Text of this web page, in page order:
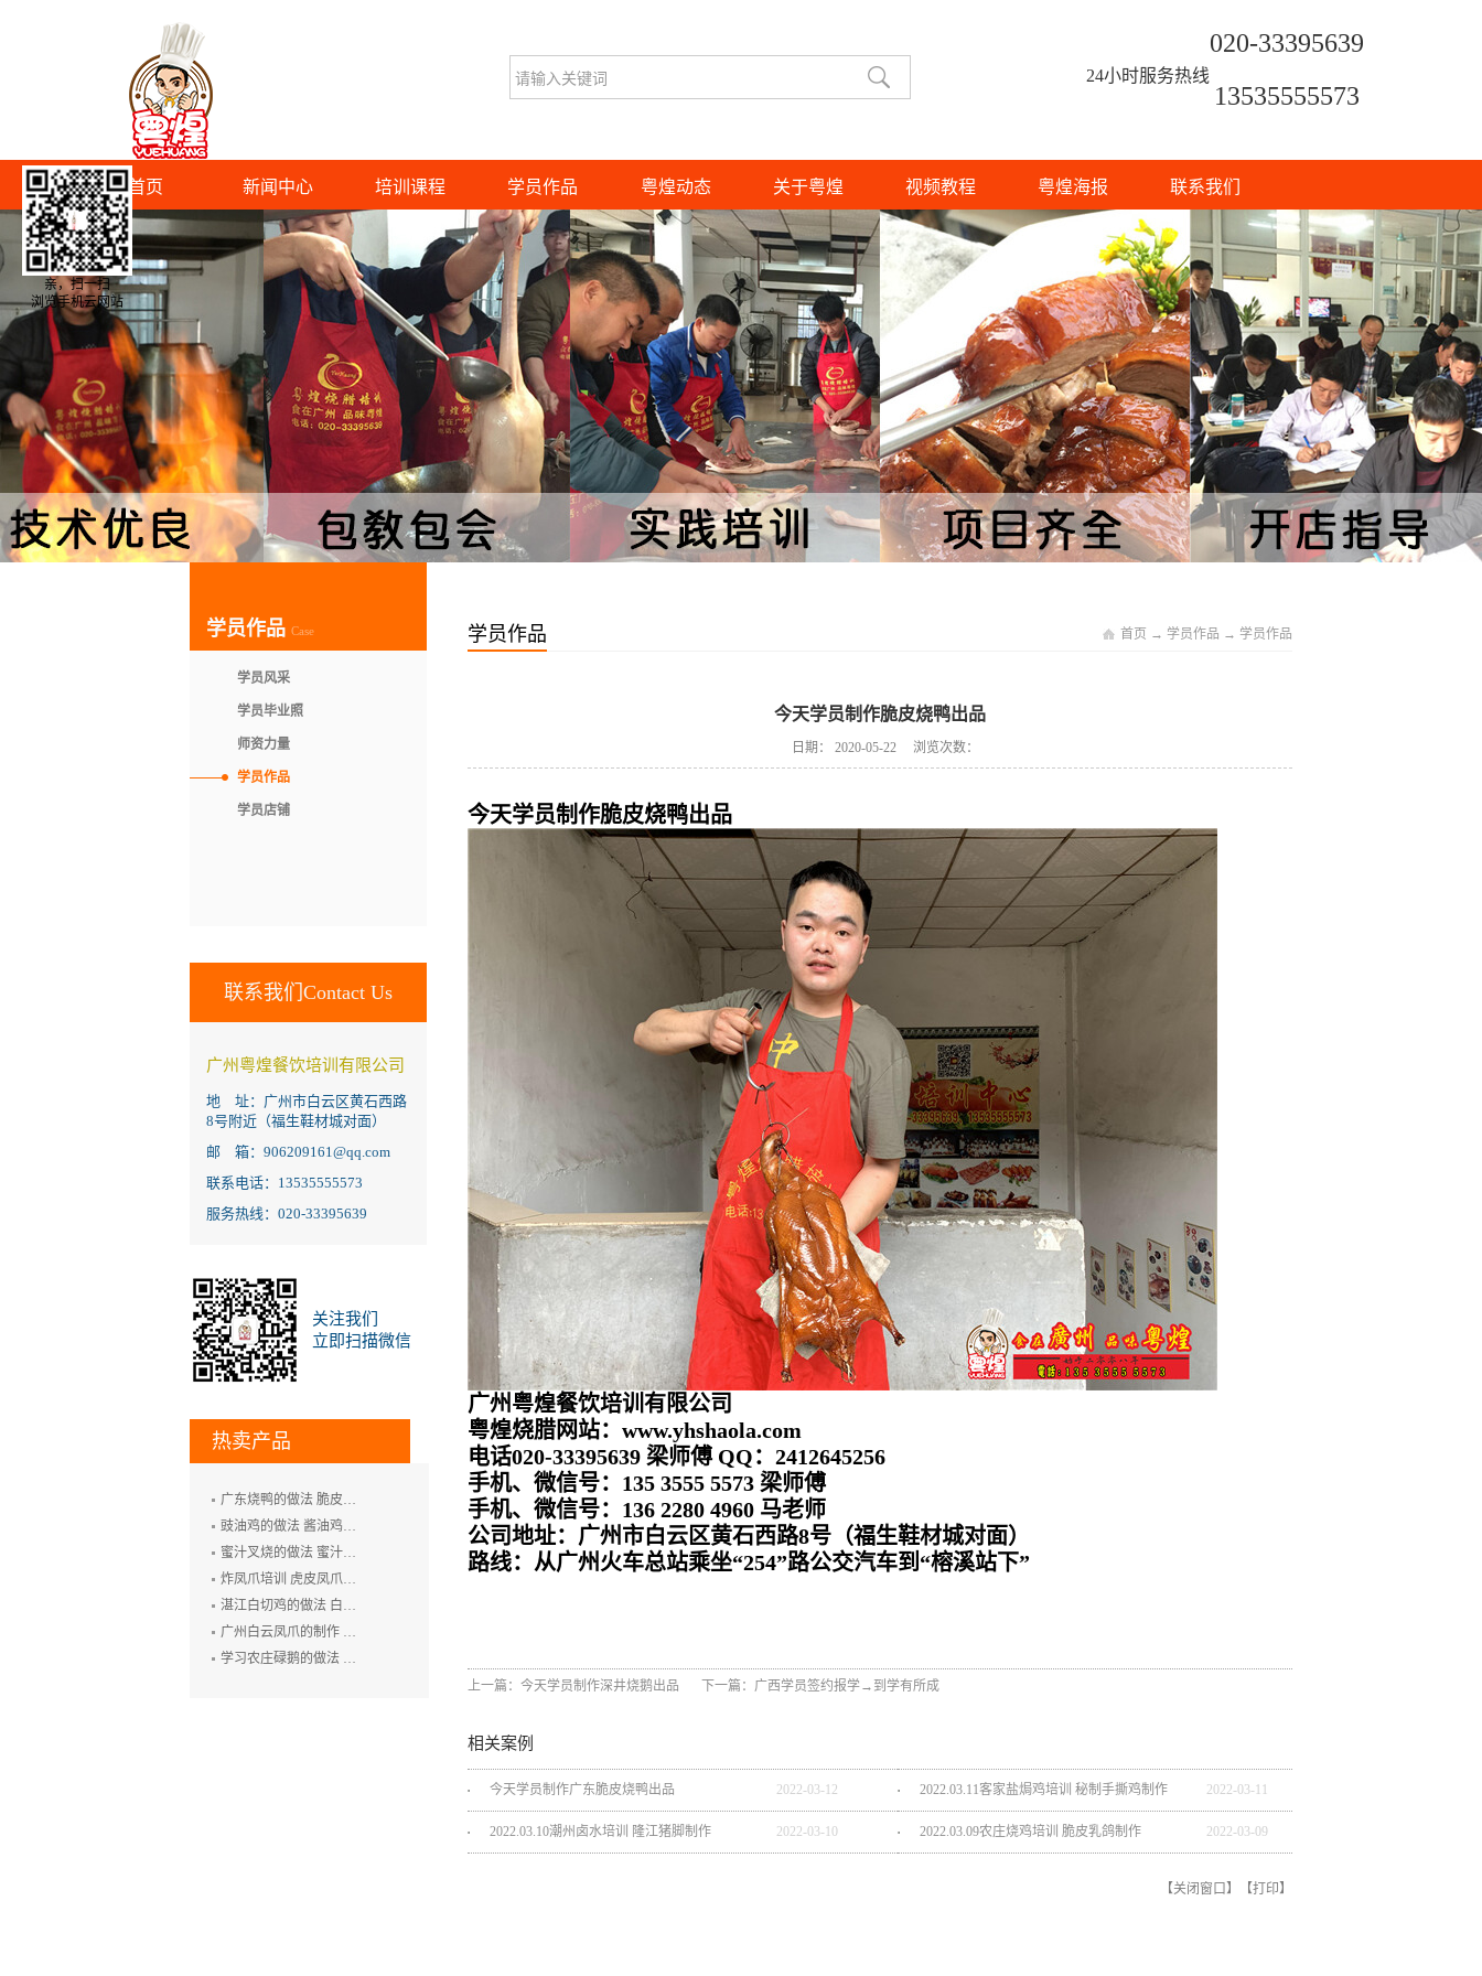
24小时服务热线
020-33395639
13535555573
首页 新闻中心 培训课程 学员作品 粤煌动态 关于粤煌 视频教程 粤煌海报 联系我们
学员作品 Case
学员风采
学员毕业照
师资力量
学员作品
学员店铺
联系我们Contact Us
广州粤煌餐饮培训有限公司
地 址：广州市白云区黄石西路
8号附近（福生鞋材城对面）
邮 箱：906209161@qq.com
联系电话：13535555573
服务热线：020-33395639
关注我们
立即扫描微信
热卖产品
广东烧鸭的做法 脆皮烧鸭培训 广州烤鸭技术培训 烧腊培训
豉油鸡的做法 酱油鸡的制作方法 玫瑰露豉油鸡培训
蜜汁叉烧的做法 蜜汁叉烧的制作方法 叉烧肉培训 烧排骨培训
炸凤爪培训 虎皮凤爪的做法 豉汁凤爪的制作 鲍汁凤爪培训
湛江白切鸡的做法 白切鸡培训 廉江白斩鸡培训 粤式烧卤技术培训
广州白云凤爪的制作 白云猪手的做法 广式烧卤培训
学习农庄碌鹅的做法 禄鹅的制作方法 碌鹅培训
学员作品 首页 → 学员作品 → 学员作品
今天学员制作脆皮烧鸭出品
日期： 2020-05-22 浏览次数：
今天学员制作脆皮烧鸭出品
广州粤煌餐饮培训有限公司
粤煌烧腊网站：www.yhshaola.com
电话020-33395639 梁师傅 QQ：2412645256
手机、微信号：135 3555 5573 梁师傅
手机、微信号：136 2280 4960 马老师
公司地址：广州市白云区黄石西路8号（福生鞋材城对面）
路线：从广州火车总站乘坐“254”路公交汽车到“榕溪站下”
上一篇： 今天学员制作深井烧鹅出品 下一篇： 广西学员签约报学→到学有所成
相关案例
今天学员制作广东脆皮烧鸭出品 2022-03-12 2022.03.11客家盐焗鸡培训 秘制手撕鸡制作 2022-03-11
2022.03.10潮州卤水培训 隆江猪脚制作 2022-03-10 2022.03.09农庄烧鸡培训 脆皮乳鸽制作 2022-03-09
【关闭窗口 】【打印】
亲，扫一扫
浏览手机云网站